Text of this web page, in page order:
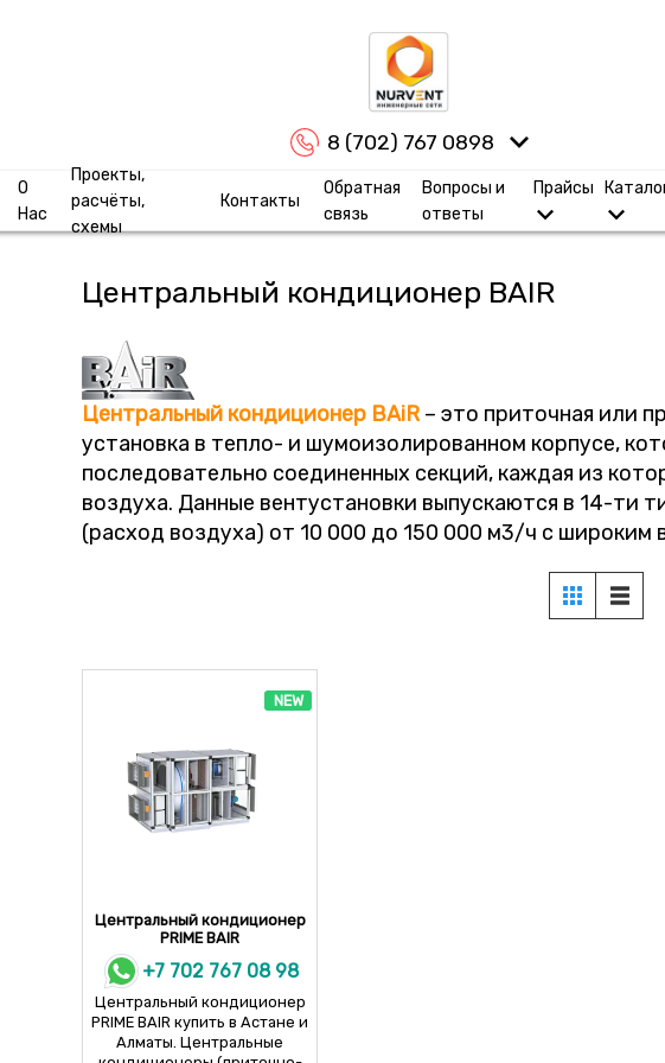
8 (702) 767 0898
О
Нас
Проекты,
расчёты,
схемы
Контакты
Обратная
связь
Вопросы и
ответы
Прайсы
Центральный кондиционер BAIR
Центральный кондиционер BAiR – это приточная или
установка в тепло- и шумоизолированном корпусе,
последовательно соединенных секций, каждая из
воздуха. Данные вентустановки выпускаются в 14-ти
(расход воздуха) от 10 000 до 150 000 м3/ч с широким
NEW
Центральный кондиционер
PRIME BAIR
+7 702 767 08 98
Центральный кондиционер
PRIME BAIR купить в Астане и
Алматы. Центральные